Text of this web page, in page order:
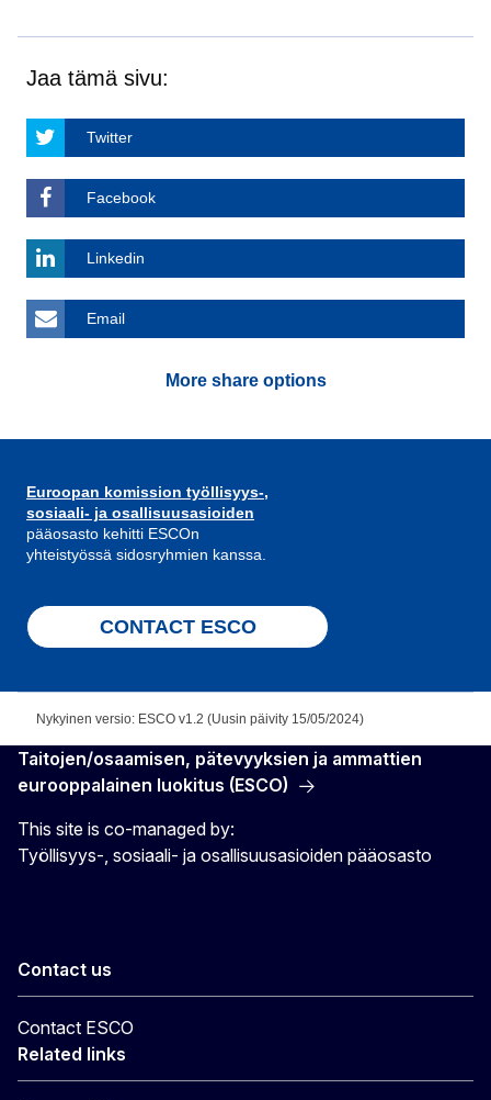
Jaa tämä sivu:
Twitter
Facebook
Linkedin
Email
More share options
Euroopan komission työllisyys-,
sosiaali- ja osallisuusasioiden
pääosasto kehitti ESCOn
yhteistyössä sidosryhmien kanssa.
CONTACT ESCO
Nykyinen versio: ESCO v1.2 (Uusin päivity 15/05/2024)
Taitojen/osaamisen, pätevyyksien ja ammattien
eurooppalainen luokitus (ESCO)
This site is co-managed by:
Työllisyys-, sosiaali- ja osallisuusasioiden pääosasto
Contact us
Contact ESCO
Related links